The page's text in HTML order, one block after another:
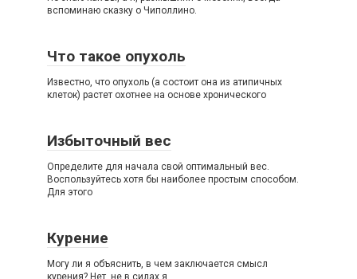
вспоминаю сказку о Чиполлино.
Что такое опухоль
Известно, что опухоль (а состоит она из атипичных
клеток) растет охотнее на основе хронического
Избыточный вес
Определите для начала свой оптимальный вес.
Воспользуйтесь хотя бы наиболее простым способом.
Для этого
Курение
Могу ли я объяснить, в чем заключается смысл
курения? Нет, не в силах я